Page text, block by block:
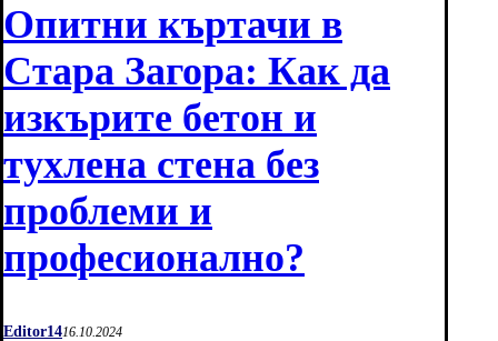
Опитни къртачи в
Стара Загора: Как да
изкърите бетон и
тухлена стена без
проблеми и
професионално?
Editor1416.10.2024